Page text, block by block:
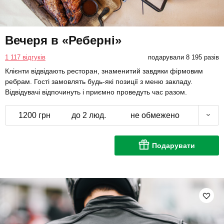
Вечеря в «Реберні»
1 117 відгуків подарували 8 195 разів
Клієнти відвідають ресторан, знаменитий завдяки фірмовим
ребрам. Гості замовлять будь-які позиції з меню закладу.
Відвідувачі відпочинуть і приємно проведуть час разом.
1200 грн до 2 люд. не обмежено
Подарувати